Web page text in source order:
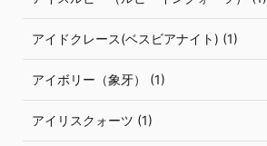
アイドクレース(ベスビアナイト) (1)
アイボリー（象牙） (1)
アイリスクォーツ (1)